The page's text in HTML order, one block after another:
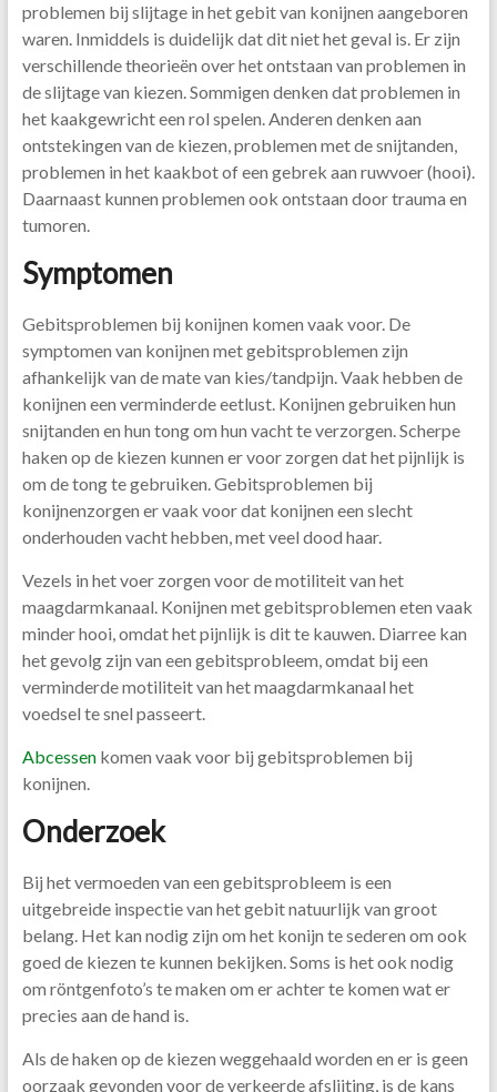
problemen bij slijtage in het gebit van konijnen aangeboren
waren. Inmiddels is duidelijk dat dit niet het geval is. Er zijn
verschillende theorieën over het ontstaan van problemen in
de slijtage van kiezen. Sommigen denken dat problemen in
het kaakgewricht een rol spelen. Anderen denken aan
ontstekingen van de kiezen, problemen met de snijtanden,
problemen in het kaakbot of een gebrek aan ruwvoer (hooi).
Daarnaast kunnen problemen ook ontstaan door trauma en
tumoren.
Symptomen
Gebitsproblemen bij konijnen komen vaak voor. De
symptomen van konijnen met gebitsproblemen zijn
afhankelijk van de mate van kies/tandpijn. Vaak hebben de
konijnen een verminderde eetlust. Konijnen gebruiken hun
snijtanden en hun tong om hun vacht te verzorgen. Scherpe
haken op de kiezen kunnen er voor zorgen dat het pijnlijk is
om de tong te gebruiken. Gebitsproblemen bij
konijnenzorgen er vaak voor dat konijnen een slecht
onderhouden vacht hebben, met veel dood haar.
Vezels in het voer zorgen voor de motiliteit van het
maagdarmkanaal. Konijnen met gebitsproblemen eten vaak
minder hooi, omdat het pijnlijk is dit te kauwen. Diarree kan
het gevolg zijn van een gebitsprobleem, omdat bij een
verminderde motiliteit van het maagdarmkanaal het
voedsel te snel passeert.
Abcessenkomen vaak voor bij gebitsproblemen bij
konijnen.
Onderzoek
Bij het vermoeden van een gebitsprobleem is een
uitgebreide inspectie van het gebit natuurlijk van groot
belang. Het kan nodig zijn om het konijn te sederen om ook
goed de kiezen te kunnen bekijken. Soms is het ook nodig
om röntgenfoto’s te maken om er achter te komen wat er
precies aan de hand is.
Als de haken op de kiezen weggehaald worden en er is geen
oorzaak gevonden voor de verkeerde afslijting, is de kans